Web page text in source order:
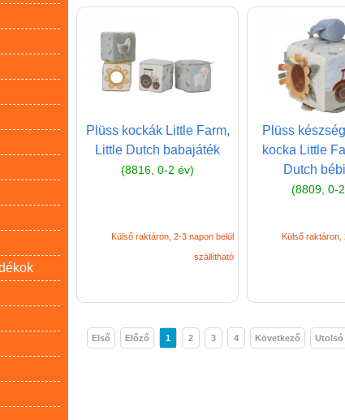
Plüss kockák Little Farm,
Little Dutch babajáték
(8816, 0-2 év)
Külső raktáron, 2-3 napon belül
szállítható
Plüss
kocka Little
Dutch
(8809, 0-
Külső raktáron,
Első Előző 1 2 3 4 Következő Utolsó